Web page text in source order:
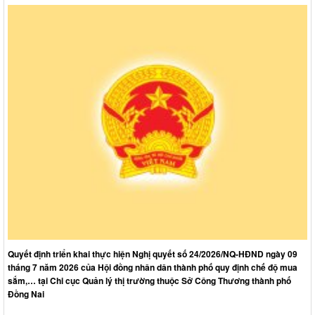
Quyết định triển khai thực hiện Nghị quyết số 24/2026/NQ-HĐND ngày 09
tháng 7 năm 2026 của Hội đồng nhân dân thành phố quy định chế độ mua
sắm,… tại Chi cục Quản lý thị trường thuộc Sở Công Thương thành phố
Đồng Nai